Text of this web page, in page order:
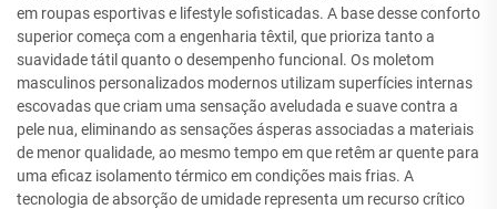
em roupas esportivas e lifestyle sofisticadas. A base desse conforto
superior começa com a engenharia têxtil, que prioriza tanto a
suavidade tátil quanto o desempenho funcional. Os moletom
masculinos personalizados modernos utilizam superfícies internas
escovadas que criam uma sensação aveludada e suave contra a
pele nua, eliminando as sensações ásperas associadas a materiais
de menor qualidade, ao mesmo tempo em que retêm ar quente para
uma eficaz isolamento térmico em condições mais frias. A
tecnologia de absorção de umidade representa um recurso crítico